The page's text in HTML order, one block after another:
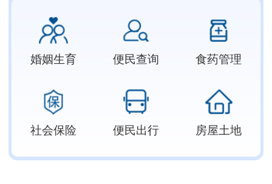
婚姻生育 便民查询 食药管理
社会保险 便民出行 房屋土地